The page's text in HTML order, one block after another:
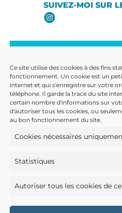
Ce site utilise des cookies à des fins
fonctionnement. Un cookie est un
internet et qui s'enregistre sur votre
téléphone. Il garde la trace du site
certain nombre d'informations sur
d'autoriser tous les cookies, ou
au bon fonctionnement du site.
Cookies nécessaires
Statistiques
Autoriser tous les cookies de
SUIVEZ-MOI SUR
INSPIRATIONS, CONSEILS :
RECEVEZ DES “DÉCLICS”
Inscrivez-vous
SÉANCE OFFERTE
Rencontrons-